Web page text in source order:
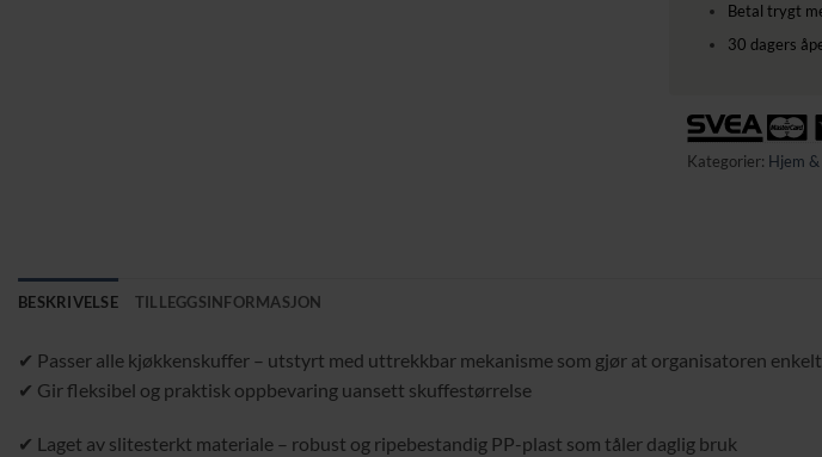
Betal trygt
30 dagers
Kategorier: Hjem
BESKRIVELSE TILLEGGSINFORMASJON
✔ Passer alle kjøkkenskuffer – utstyrt med uttrekkbar mekanisme som gjør at organisatoren
✔ Gir fleksibel og praktisk oppbevaring uansett skuffestørrelse
✔ Laget av slitesterkt materiale – robust og ripebestandig PP-plast som tåler daglig bruk